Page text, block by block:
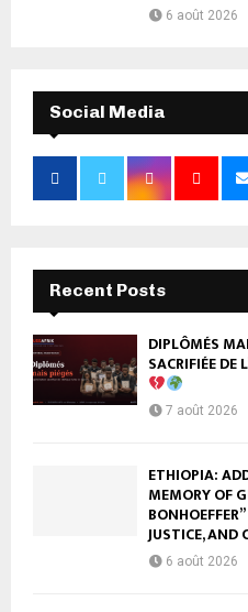
6 août 2026
Social Media
Recent Posts
DIPLÔMÉS
SACRIFIÉE DE
7 août 2026
ETHIOPIA:
MEMORY OF
JUSTICE, AND
6 août 2026